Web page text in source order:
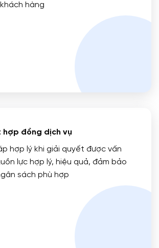
hàng
hợp đồng dịch vụ
hợp lý khi giải quyết được vấn
lực hợp lý, hiệu quả, đảm bảo
sách phù hợp